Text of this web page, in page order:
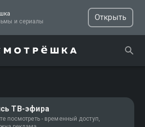
ТВ, фильмы и сериалы
Открыть
ТВ-эфира
посмотреть - временный доступ,